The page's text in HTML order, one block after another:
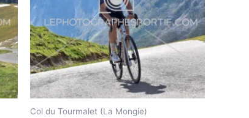
Col du Tourmalet (La Mongie)